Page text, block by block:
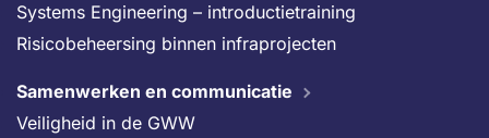
Systems Engineering – introductietraining
Risicobeheersing binnen infraprojecten
Samenwerken en communicatie
Veiligheid in de GWW